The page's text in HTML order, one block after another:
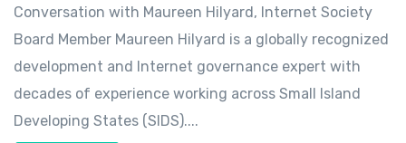
Conversation with Maureen Hilyard, Internet Society
Board Member Maureen Hilyard is a globally recognized
development and Internet governance expert with
decades of experience working across Small Island
Developing States (SIDS)....